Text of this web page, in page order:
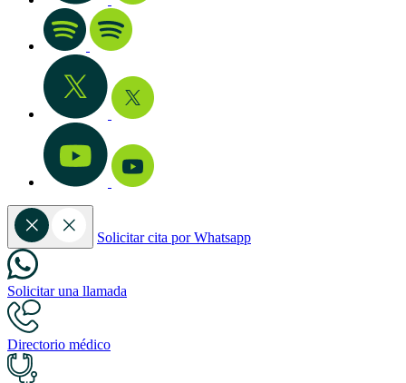
Solicitar cita por Whatsapp
Solicitar una llamada
Directorio médico